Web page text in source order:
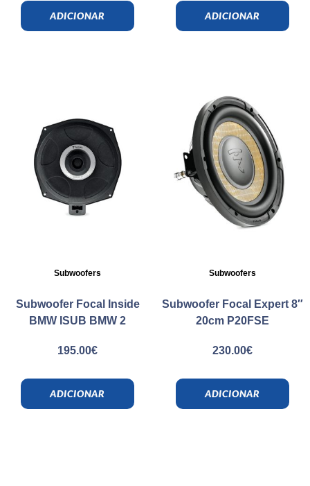
ADICIONAR ADICIONAR
Subwoofers
Subwoofer Focal Inside
BMW ISUB BMW 2
195.00€
ADICIONAR
Subwoofers
Subwoofer Focal Expert 8″
20cm P20FSE
230.00€
ADICIONAR